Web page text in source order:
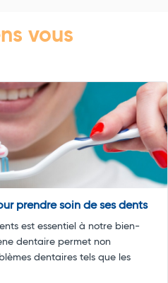
vous
prendre soin de ses dents
est essentiel à notre bien-
dentaire permet non
dentaires tels que les